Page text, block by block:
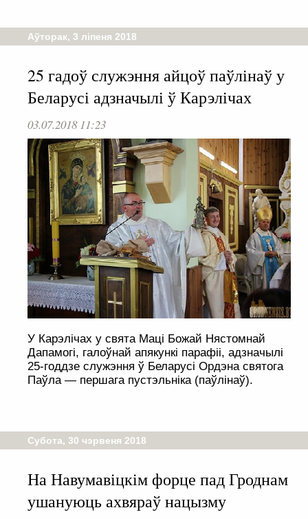
Аўторак, 3 ліпеня 2018
25 гадоў служэння айцоў паўлінаў у
Беларусі адзначылі ў Карэлічах
03.07.2018 11:23
У Карэлічах у свята Маці Божай Нястомнай
Дапамогі, галоўнай апякункі парафіі, адзначылі
25-годдзе служэння ў Беларусі Ордэна святога
Паўла — першага пустэльніка (паўлінаў).
Субота, 30 чэрвеня 2018
На Навумавіцкім форце пад Гроднам
ушануюць ахвяраў нацызму